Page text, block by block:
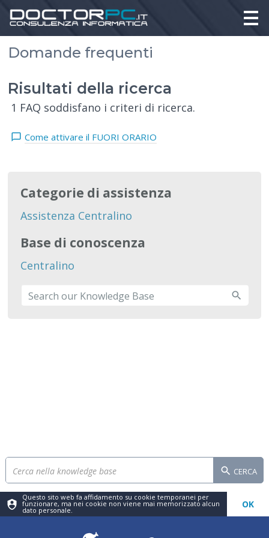
Domande frequenti
Risultati della ricerca
1 FAQ soddisfano i criteri di ricerca.
Come attivare il FUORI ORARIO
Categorie di assistenza
Assistenza Centralino
Base di conoscenza
Centralino
CERCA
Questo sito web fa affidamento su cookie temporanei per
funzionare, ma nei cookie non viene mai memorizzato alcun
dato personale.
OK